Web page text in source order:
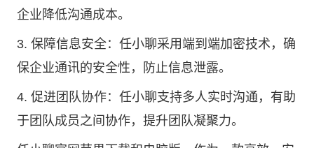
企业降低沟通成本。
3. 保障信息安全：任小聊采用端到端加密技术，确
保企业通讯的安全性，防止信息泄露。
4. 促进团队协作：任小聊支持多人实时沟通，有助
于团队成员之间协作，提升团队凝聚力。